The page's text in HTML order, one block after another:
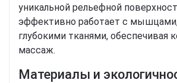
уникальной рельефной
эффективно работает с
глубокими тканями, обеспечивая
массаж.
Материалы и